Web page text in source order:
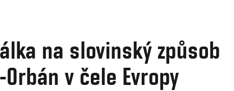
na slovinský způsob
v čele Evropy